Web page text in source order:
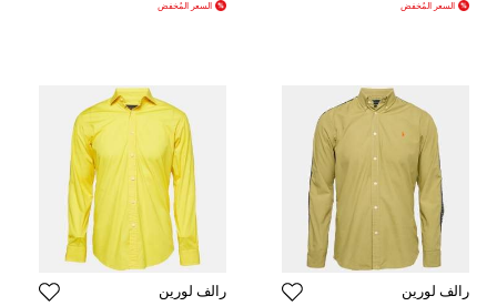
السعر المُخفض السعر المُخفض
رالف لورين رالف لورين